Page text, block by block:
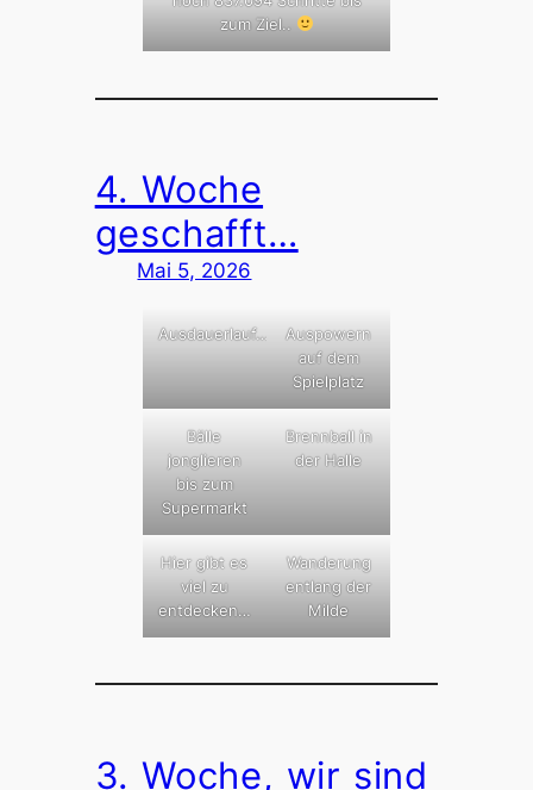
zum Ziel..
4. Woche
geschafft…
Mai 5, 2026
Ausdauerlauf…
Auspowern
auf dem
Spielplatz
Bälle
jonglieren
bis zum
Supermarkt
Brennball in
der Halle
Hier gibt es
viel zu
entdecken…
Wanderung
entlang der
Milde
3. Woche, wir sind